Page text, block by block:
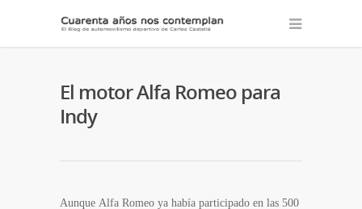
El motor Alfa Romeo para
Indy
Aunque Alfa Romeo ya había participado en las 500